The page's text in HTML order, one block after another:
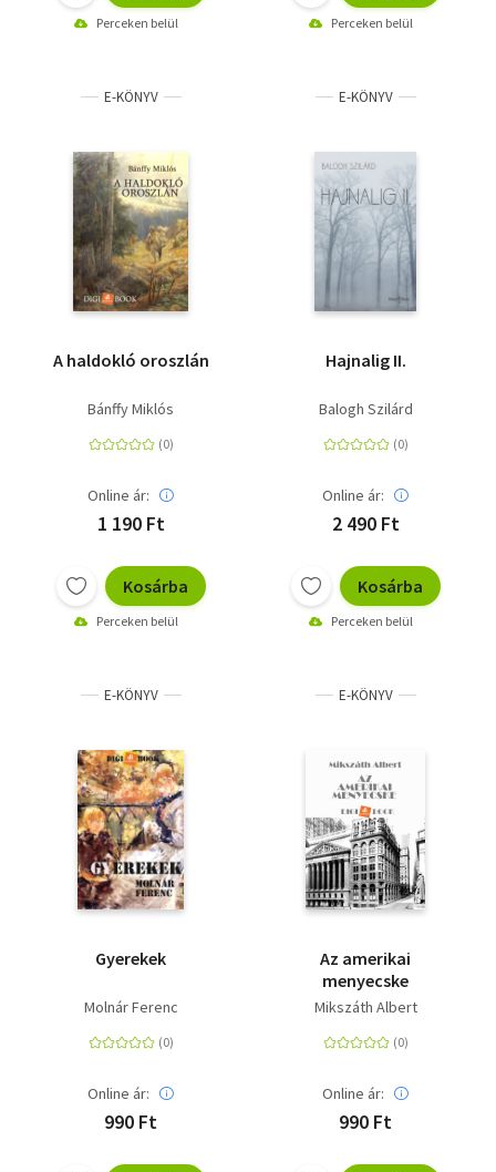
Perceken belül Perceken belül
E-KÖNYV
A haldokló oroszlán
Bánffy Miklós
Online ár:
1 190 Ft
Kosárba
Perceken belül
E-KÖNYV
Hajnalig II.
Balogh Szilárd
Online ár:
2 490 Ft
Kosárba
Perceken belül
E-KÖNYV
Gyerekek
Molnár Ferenc
Online ár:
990 Ft
E-KÖNYV
Az amerikai
menyecske
Mikszáth Albert
Online ár:
990 Ft